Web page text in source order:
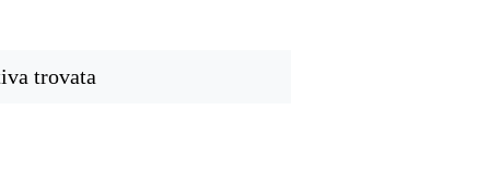
trovata